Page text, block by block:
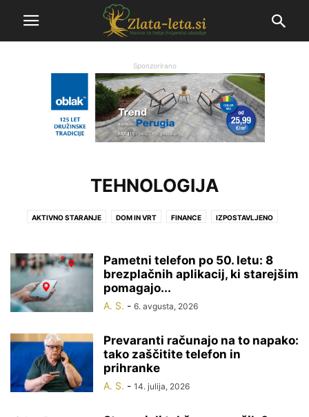
Sponzorirano
TEHNOLOGIJA
AKTIVNO STARANJE DOM IN VRT FINANCE IZPOSTAVLJENO
Pametni telefon po 50. letu: 8
brezplačnih aplikacij, ki starejšim
pomagajo...
A. S. - 6. avgusta, 2026
Prevaranti računajo na to napako:
tako zaščitite telefon in
prihranke
A. S. - 14. julija, 2026